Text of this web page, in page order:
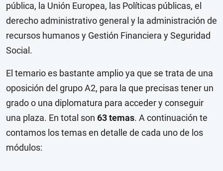
pública, la Unión Europea, las Políticas públicas, el
derecho administrativo general y la administración de
recursos humanos y Gestión Financiera y Seguridad
Social.
El temario es bastante amplio ya que se trata de una
oposición del grupo A2, para la que precisas tener un
grado o una diplomatura para acceder y conseguir
una plaza. En total son 63 temas. A continuación te
contamos los temas en detalle de cada uno de los
módulos: